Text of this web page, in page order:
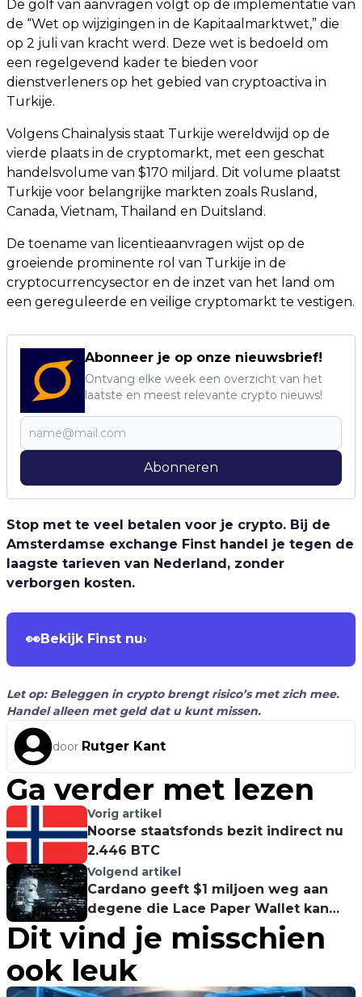
De golf van aanvragen volgt op de implementatie van
de “Wet op wijzigingen in de Kapitaalmarktwet,” die
op 2 juli van kracht werd. Deze wet is bedoeld om
een regelgevend kader te bieden voor
dienstverleners op het gebied van cryptoactiva in
Turkije.
Volgens Chainalysis staat Turkije wereldwijd op de
vierde plaats in de cryptomarkt, met een geschat
handelsvolume van $170 miljard. Dit volume plaatst
Turkije voor belangrijke markten zoals Rusland,
Canada, Vietnam, Thailand en Duitsland.
De toename van licentieaanvragen wijst op de
groeiende prominente rol van Turkije in de
cryptocurrencysector en de inzet van het land om
een gereguleerde en veilige cryptomarkt te vestigen.
Abonneer je op onze nieuwsbrief!
Ontvang elke week een overzicht van het
laatste en meest relevante crypto nieuws!
Abonneren
Stop met te veel betalen voor je crypto. Bij de
Amsterdamse exchange Finst handel je tegen de
laagste tarieven van Nederland, zonder
verborgen kosten.
👀Bekijk Finst nu›
Let op: Beleggen in crypto brengt risico’s met zich mee.
Handel alleen met geld dat u kunt missen.
door Rutger Kant
Ga verder met lezen
Vorig artikel
Noorse staatsfonds bezit indirect nu
2.446 BTC
Volgend artikel
Cardano geeft $1 miljoen weg aan
degene die Lace Paper Wallet kan
hacken
Dit vind je misschien
ook leuk